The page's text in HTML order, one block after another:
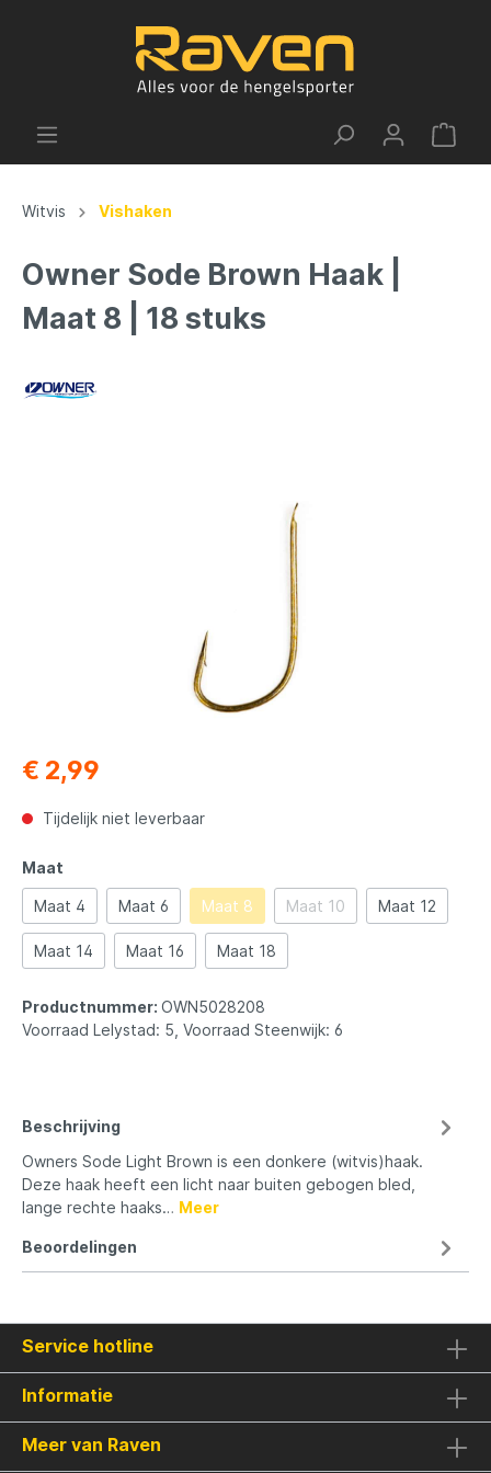
Witvis Vishaken
Owner Sode Brown Haak |
Maat 8 | 18 stuks
€ 2,99
Tijdelijk niet leverbaar
Maat
Maat 4 Maat 6 Maat 8 Maat 10 Maat 12
Maat 14 Maat 16 Maat 18
Productnummer: OWN5028208
Voorraad Lelystad: 5, Voorraad Steenwijk: 6
Beschrijving
Owners Sode Light Brown is een donkere (witvis)haak.
Deze haak heeft een licht naar buiten gebogen bled,
lange rechte haaks… Meer
Beoordelingen
Service hotline
Informatie
Meer van Raven